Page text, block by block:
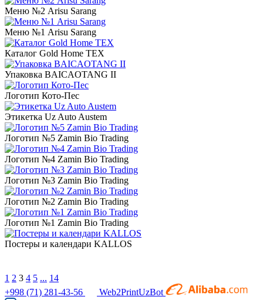
Меню №2 Arisu Sarang
Меню №1 Arisu Sarang
Каталог Gold Home TEX
Упаковка BAICAOTANG II
Логотип Кото-Пес
Этикетка Uz Auto Austem
Логотип №5 Zamin Bio Trading
Логотип №4 Zamin Bio Trading
Логотип №3 Zamin Bio Trading
Логотип №2 Zamin Bio Trading
Логотип №1 Zamin Bio Trading
Постеры и календари KALLOS
1 2 3 4 5 ... 14
+998 (71) 281-43-56
Web2PrintUzBot